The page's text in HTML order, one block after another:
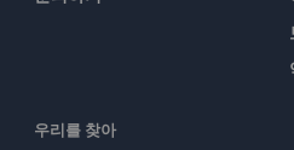
우리를 찾아